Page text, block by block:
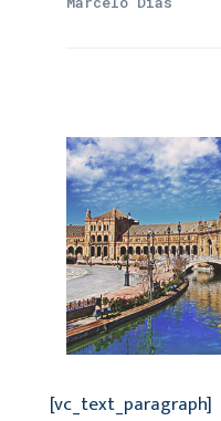
[vc_text_paragraph]